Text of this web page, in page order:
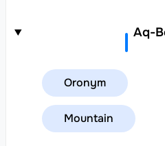
Aq-
Oronym
Mountain